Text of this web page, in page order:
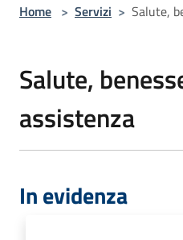
Home > Servizi > Salute,
Salute,
assistenza
In evidenza